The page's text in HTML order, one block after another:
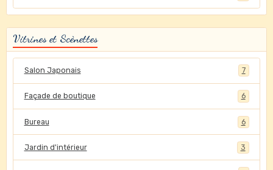
Vitrines et Scènettes
Salon Japonais 7
Façade de boutique 6
Bureau 6
Jardin d'intérieur 3